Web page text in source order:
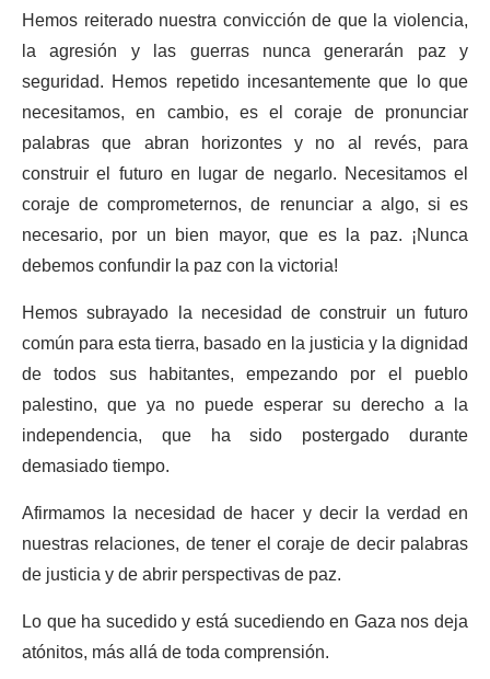
Hemos reiterado nuestra convicción de que la violencia,
la agresión y las guerras nunca generarán paz y
seguridad. Hemos repetido incesantemente que lo que
necesitamos, en cambio, es el coraje de pronunciar
palabras que abran horizontes y no al revés, para
construir el futuro en lugar de negarlo. Necesitamos el
coraje de comprometernos, de renunciar a algo, si es
necesario, por un bien mayor, que es la paz. ¡Nunca
debemos confundir la paz con la victoria!
Hemos subrayado la necesidad de construir un futuro
común para esta tierra, basado en la justicia y la dignidad
de todos sus habitantes, empezando por el pueblo
palestino, que ya no puede esperar su derecho a la
independencia, que ha sido postergado durante
demasiado tiempo.
Afirmamos la necesidad de hacer y decir la verdad en
nuestras relaciones, de tener el coraje de decir palabras
de justicia y de abrir perspectivas de paz.
Lo que ha sucedido y está sucediendo en Gaza nos deja
atónitos, más allá de toda comprensión.